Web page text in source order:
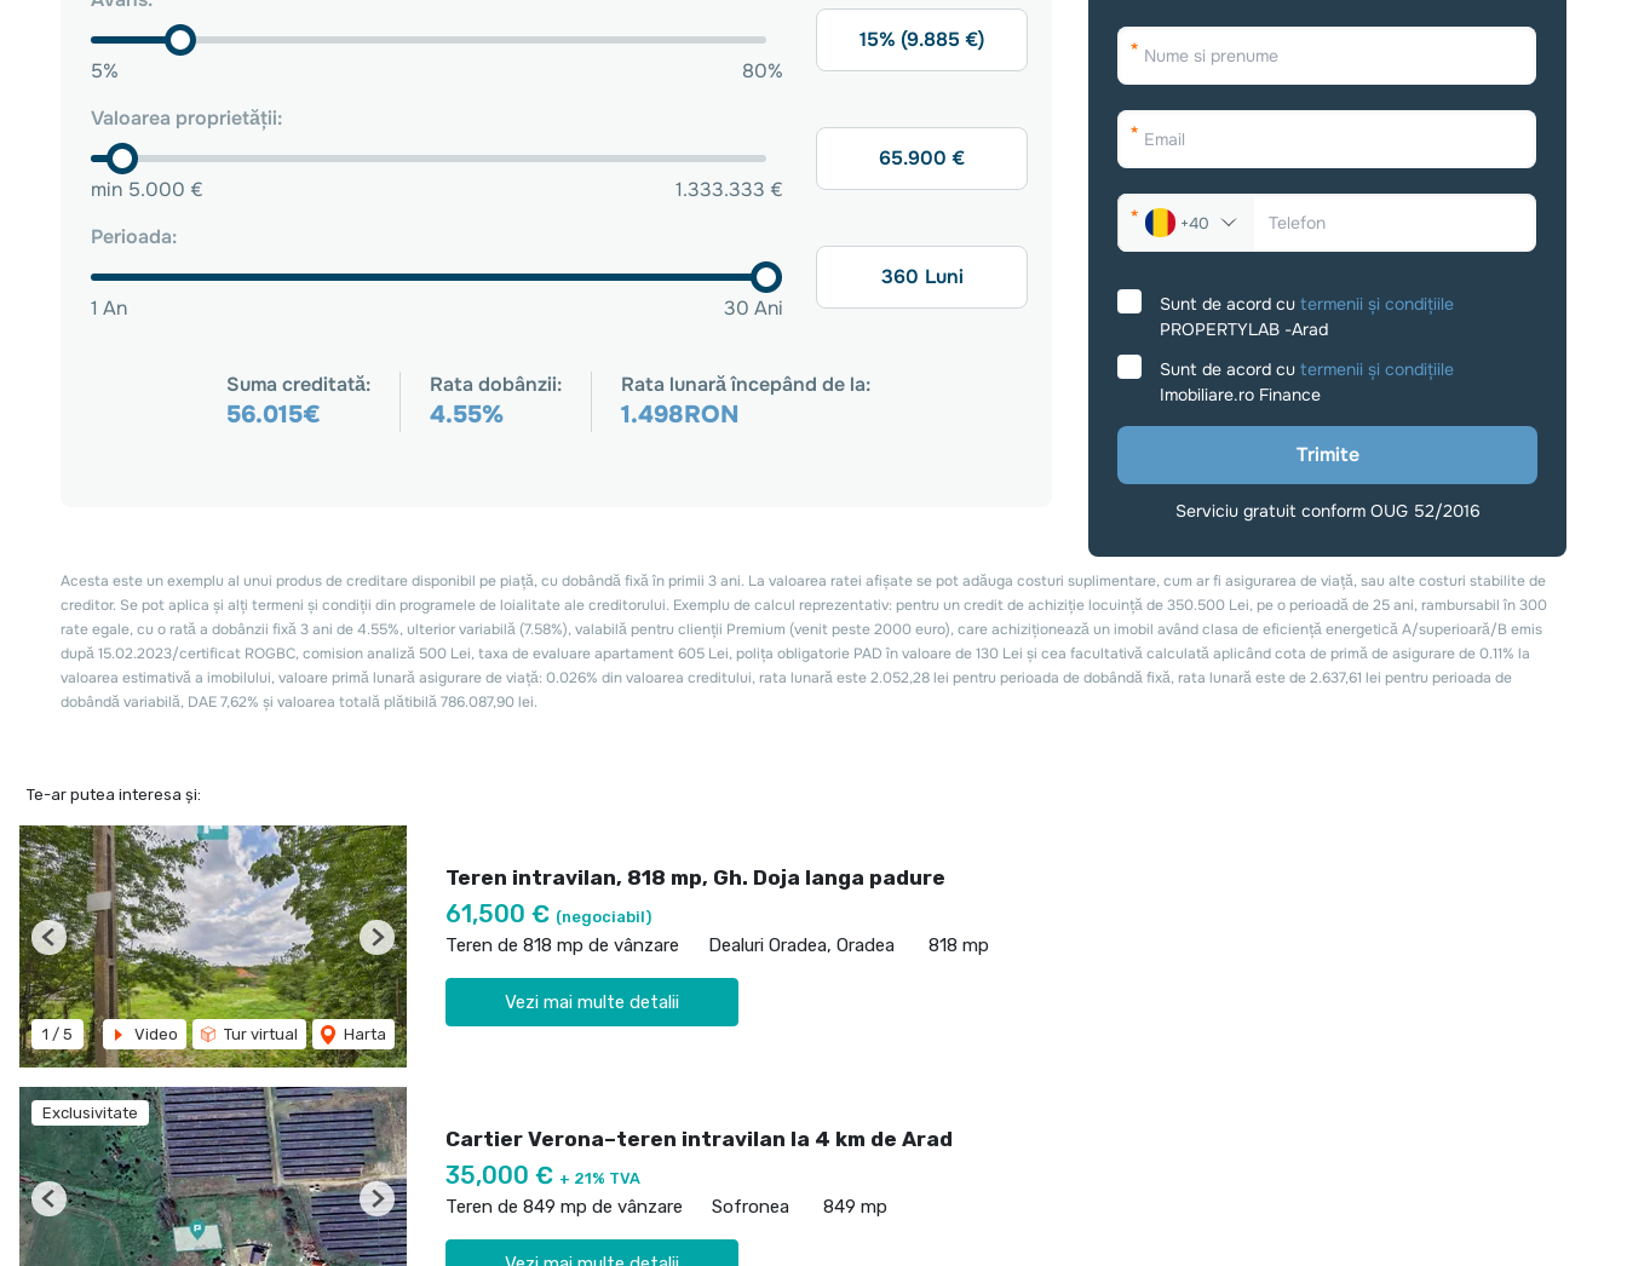
Te-ar putea interesa și:
1 / 5 Video Tur virtual Harta
Previous Next
Teren intravilan, 818 mp, Gh. Doja langa padure
61,500 € (negociabil)
Teren de 818 mp de vânzare Dealuri Oradea, Oradea 818 mp
Vezi mai multe detalii
Exclusivitate
Previous Next
Cartier Verona–teren intravilan la 4 km de Arad
35,000 € + 21% TVA
Teren de 849 mp de vânzare Sofronea 849 mp